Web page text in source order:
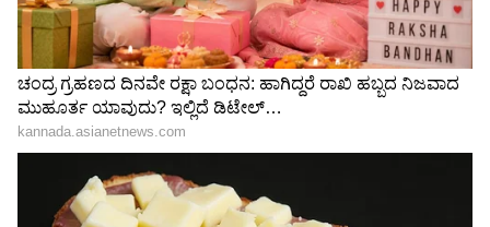
ಮೊಬೈಲ್ ಚಾರ್ಜರ್ ಯಾವಾಗಲೂ ಕಪ್ಪು ಅಥವಾ ಬಿಳಿ
ಬಣ್ಣದಲ್ಲಿ ಏಕಿರುತ್ತೆ?, ಶೇ.90 ರಷ್ಟು ಜನರಿಗೆ ಈ
ಕಾರಣವೇ ಗೊತ್ತಿಲ್ಲ
ಐಫೋನ್ 17 ನಲ್ಲಿ 50ವ್ಯಾಟ್ Qi2.2 ವೈರ್‌ಲೆಸ್
ಚಾರ್ಜಿಂಗ್: ಮ್ಯಾಗ್‌ಸೇಫ್ ಚಾರ್ಜರ್ ಬಿಡುಗಡೆ!